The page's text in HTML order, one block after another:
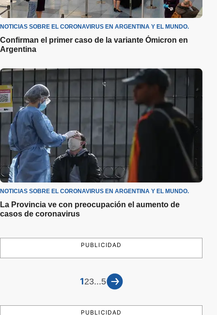
NOTICIAS SOBRE EL CORONAVIRUS EN ARGENTINA Y EL MUNDO.
Confirman el primer caso de la variante Ómicron en
Argentina
NOTICIAS SOBRE EL CORONAVIRUS EN ARGENTINA Y EL MUNDO.
La Provincia ve con preocupación el aumento de
casos de coronavirus
PUBLICIDAD
123...5
PUBLICIDAD